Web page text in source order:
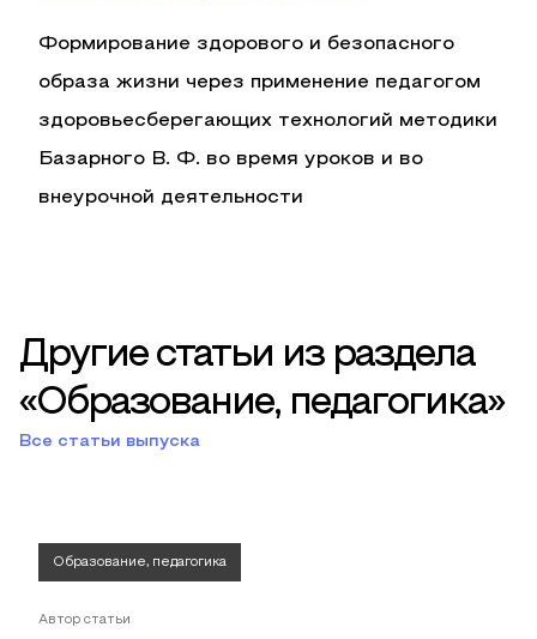
Формирование здорового и безопасного
образа жизни через применение педагогом
здоровьесберегающих технологий методики
Базарного В. Ф. во время уроков и во
внеурочной деятельности
Другие статьи из раздела
«Образование, педагогика»
Все статьи выпуска
Образование, педагогика
Автор статьи